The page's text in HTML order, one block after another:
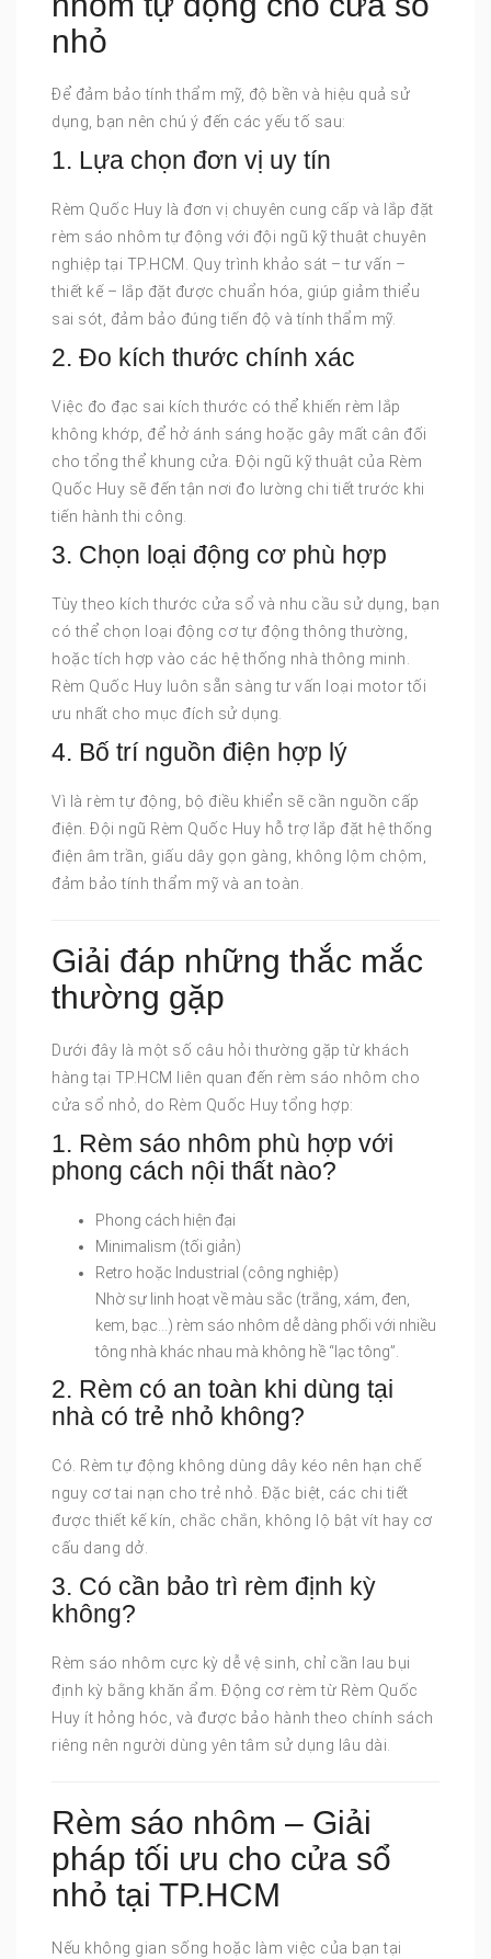
nhỏ
Để đảm bảo tính thẩm mỹ, độ bền và hiệu quả sử
dụng, bạn nên chú ý đến các yếu tố sau:
1. Lựa chọn đơn vị uy tín
Rèm Quốc Huy là đơn vị chuyên cung cấp và lắp đặt
rèm sáo nhôm tự động với đội ngũ kỹ thuật chuyên
nghiệp tại TP.HCM. Quy trình khảo sát – tư vấn –
thiết kế – lắp đặt được chuẩn hóa, giúp giảm thiểu
sai sót, đảm bảo đúng tiến độ và tính thẩm mỹ.
2. Đo kích thước chính xác
Việc đo đạc sai kích thước có thể khiến rèm lắp
không khớp, để hở ánh sáng hoặc gây mất cân đối
cho tổng thể khung cửa. Đội ngũ kỹ thuật của Rèm
Quốc Huy sẽ đến tận nơi đo lường chi tiết trước khi
tiến hành thi công.
3. Chọn loại động cơ phù hợp
Tùy theo kích thước cửa sổ và nhu cầu sử dụng, bạn
có thể chọn loại động cơ tự động thông thường,
hoặc tích hợp vào các hệ thống nhà thông minh.
Rèm Quốc Huy luôn sẵn sàng tư vấn loại motor tối
ưu nhất cho mục đích sử dụng.
4. Bố trí nguồn điện hợp lý
Vì là rèm tự động, bộ điều khiển sẽ cần nguồn cấp
điện. Đội ngũ Rèm Quốc Huy hỗ trợ lắp đặt hệ thống
điện âm trần, giấu dây gọn gàng, không lộm chộm,
đảm bảo tính thẩm mỹ và an toàn.
Giải đáp những thắc mắc
thường gặp
Dưới đây là một số câu hỏi thường gặp từ khách
hàng tại TP.HCM liên quan đến rèm sáo nhôm cho
cửa sổ nhỏ, do Rèm Quốc Huy tổng hợp:
1. Rèm sáo nhôm phù hợp với
phong cách nội thất nào?
Phong cách hiện đại
Minimalism (tối giản)
Retro hoặc Industrial (công nghiệp)
Nhờ sự linh hoạt về màu sắc (trắng, xám, đen,
kem, bạc…) rèm sáo nhôm dễ dàng phối với nhiều
tông nhà khác nhau mà không hề “lạc tông”.
2. Rèm có an toàn khi dùng tại
nhà có trẻ nhỏ không?
Có. Rèm tự động không dùng dây kéo nên hạn chế
nguy cơ tai nạn cho trẻ nhỏ. Đặc biệt, các chi tiết
được thiết kế kín, chắc chắn, không lộ bật vít hay cơ
cấu dang dở.
3. Có cần bảo trì rèm định kỳ
không?
Rèm sáo nhôm cực kỳ dễ vệ sinh, chỉ cần lau bụi
định kỳ bằng khăn ẩm. Động cơ rèm từ Rèm Quốc
Huy ít hỏng hóc, và được bảo hành theo chính sách
riêng nên người dùng yên tâm sử dụng lâu dài.
Rèm sáo nhôm – Giải
pháp tối ưu cho cửa sổ
nhỏ tại TP.HCM
Nếu không gian sống hoặc làm việc của bạn tại